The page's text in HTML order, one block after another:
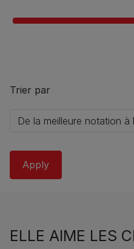
Trier par
ELLE AIME LES